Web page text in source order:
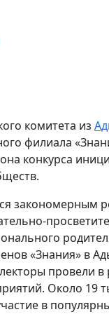
комитета из
филиала
конкурса
закономерным
«Знания» в
провели в
Около 19
в